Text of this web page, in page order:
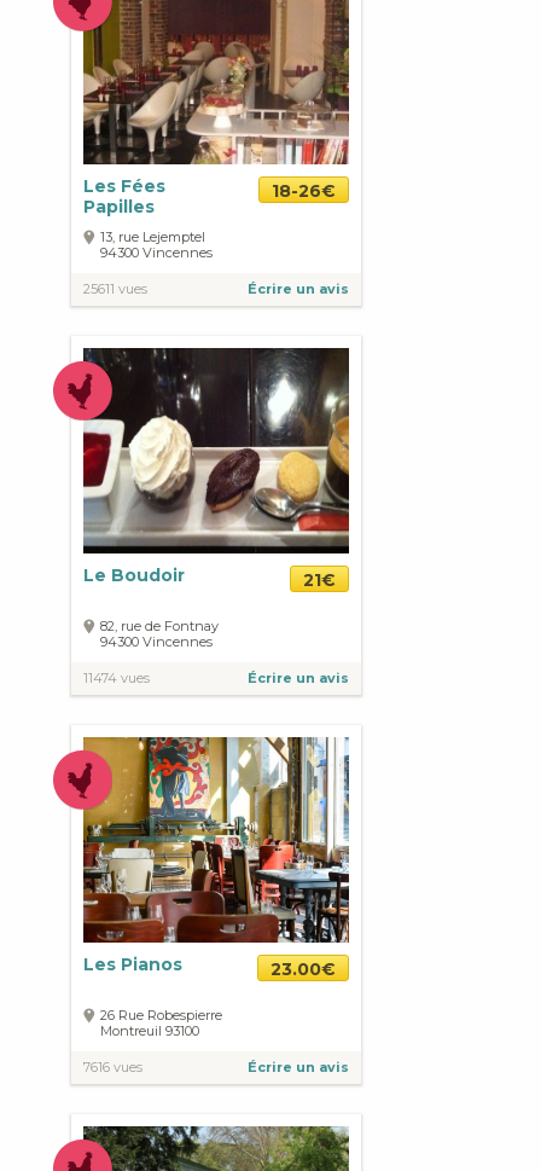
Les Fées
Papilles
18-26€
13, rue Lejemptel
94300 Vincennes
25611 vues Écrire un avis
Le Boudoir 21€
82, rue de Fontnay
94300 Vincennes
11474 vues Écrire un avis
Les Pianos 23.00€
26 Rue Robespierre
Montreuil 93100
7616 vues Écrire un avis